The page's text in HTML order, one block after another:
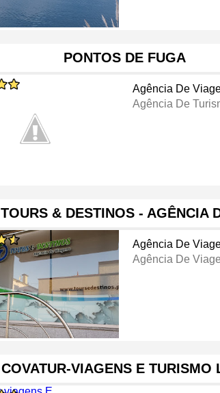
PONTOS DE FUGA
Agência De
Agência De
TOURS & DESTINOS - AGÊNCIA
Agência De
Agência De
COVATUR-VIAGENS E TURISMO